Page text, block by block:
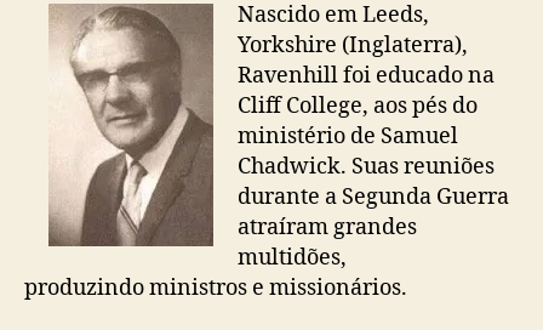
Nascido em Leeds,
Yorkshire (Inglaterra),
Ravenhill foi educado na
Cliff College, aos pés do
ministério de Samuel
Chadwick. Suas reuniões
durante a Segunda Guerra
atraíram grandes
multidões,
produzindo ministros e missionários.